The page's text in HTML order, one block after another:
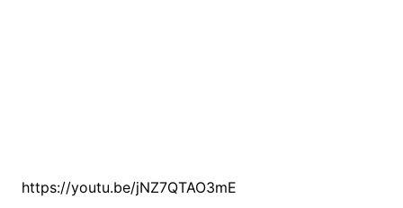
https://youtu.be/jNZ7QTAO3mE